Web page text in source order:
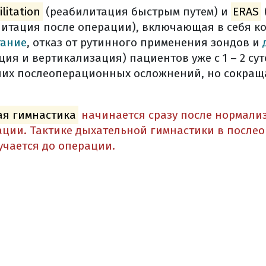
фоне лучевой терапии ртм
раке тела матки
при ртм
химиотерапии ртм
эффекты химиопрепаратов, применяемых в
терапия
терапия (брахитерапия)
(реабилитация быстрым путем) и ERAS
после операции), включающая в себя
, отказ от рутинного применения зондов и
и вертикализация) пациентов уже с 1 – 2
послеоперационных осложнений, но
гимнастика начинается сразу после
Тактике дыхательной гимнастики в
до операции.